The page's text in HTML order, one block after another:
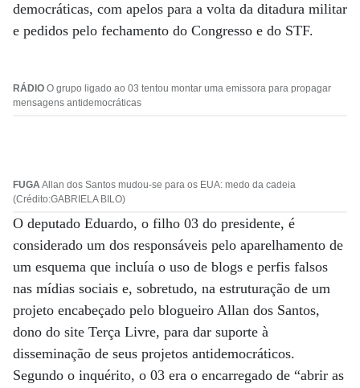
democráticas, com apelos para a volta da ditadura militar
e pedidos pelo fechamento do Congresso e do STF.
RÁDIO O grupo ligado ao 03 tentou montar uma emissora para propagar
mensagens antidemocráticas
FUGAAllan dos Santos mudou-se para os EUA: medo da cadeia
(Crédito:GABRIELA BILO)
O deputado Eduardo, o filho 03 do presidente, é
considerado um dos responsáveis pelo aparelhamento de
um esquema que incluía o uso de blogs e perfis falsos
nas mídias sociais e, sobretudo, na estruturação de um
projeto encabeçado pelo blogueiro Allan dos Santos,
dono do site Terça Livre, para dar suporte à
disseminação de seus projetos antidemocráticos.
Segundo o inquérito, o 03 era o encarregado de “abrir as